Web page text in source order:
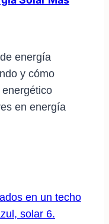
energía
y cómo
en energía